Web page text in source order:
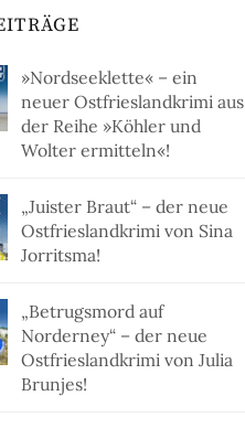
»Nordseeklette« – ein
neuer Ostfrieslandkrimi aus
der Reihe »Köhler und
Wolter ermitteln«!
„Juister Braut“ – der neue
Ostfrieslandkrimi von Sina
Jorritsma!
„Betrugsmord auf
Norderney“ – der neue
Ostfrieslandkrimi von Julia
Brunjes!